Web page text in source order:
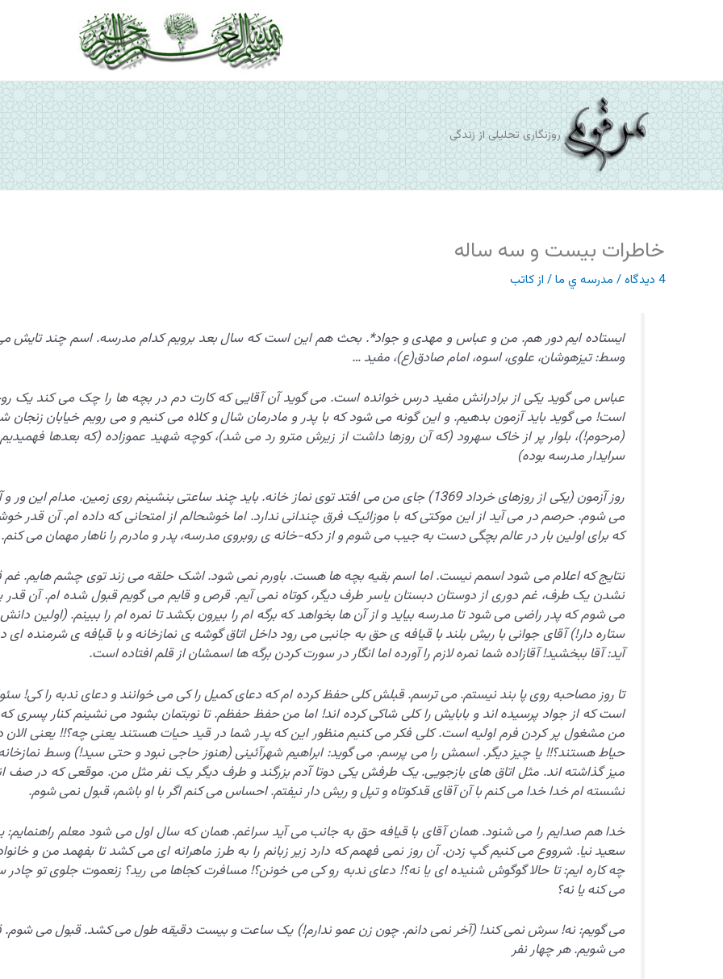
روزنگاری تحلیلی از زندگی
خاطرات بیست و سه ساله
4 دیدگاه / مدرسه ي ما/ ازکاتب
ایستاده ایم دور هم. من و عباس و مهدی و جواد*. بحث هم این است که سال بعد برویم کدام مدرسه. اسم چند تایش
وسط: تیزهوشان، علوی، اسوه، امام صادق(ع)، مفید …
عباس می گوید یکی از برادرانش مفید درس خوانده است. می گوید آن آقایی که کارت دم در بچه ها را چک می کند یک
است! می گوید باید آزمون بدهیم. و این گونه می شود که با پدر و مادرمان شال و کلاه می کنیم و می رویم خیابان زنجان
(مرحوم!)، بلوار پر از خاک سهرود (که آن روزها داشت از زیرش مترو رد می شد)، کوچه شهید عموزاده (که بعدها
سرایدار مدرسه بوده)
روز آزمون (یکی از روزهای خرداد 1369) جای من می افتد توی نماز خانه. باید چند ساعتی بنشینم روی زمین. مدام این ور
می شوم. حرصم در می آید از این موکتی که با موزائیک فرق چندانی ندارد. اما خوشحالم از امتحانی که داده ام. آن قدر
که برای اولین بار در عالم بچگی دست به جیب می شوم و از دکه-خانه ی روبروی مدرسه، پدر و مادرم را ناهار مهمان می کنم.
نتایج که اعلام می شود اسمم نیست. اما اسم بقیه بچه ها هست. باورم نمی شود. اشک حلقه می زند توی چشم هایم. غم
نشدن یک طرف، غم دوری از دوستان دبستان یاسر طرف دیگر، کوتاه نمی آیم. قرص و قایم می گویم قبول شده ام. آن قدر
می شوم که پدر راضی می شود تا مدرسه بیاید و از آن ها بخواهد که برگه ام را بیرون بکشد تا نمره ام را ببینم. (اولین
ستاره دار!) آقای جوانی با ریش بلند با قیافه ی حق به جانبی می رود داخل اتاق گوشه ی نمازخانه و با قیافه ی شرمنده ای
آید: آقا ببخشید! آقازاده شما نمره لازم را آورده اما انگار در سورت کردن برگه ها اسمشان از قلم افتاده است.
تا روز مصاحبه روی پا بند نیستم. می ترسم. قبلش کلی حفظ کرده ام که دعای کمیل را کی می خوانند و دعای ندبه را کی!
است که از جواد پرسیده اند و بابایش را کلی شاکی کرده اند! اما من حفظ حفظم. تا نوبتمان بشود می نشینم کنار پسری
من مشغول پر کردن فرم اولیه است. کلی فکر می کنیم منظور این که پدر شما در قید حیات هستند یعنی چه؟!! یعنی الان
میز گذاشته اند. مثل اتاق های بازجویی. یک طرفش یکی دوتا آدم بزرگند و طرف دیگر یک نفر مثل من. موقعی که در صف
نشسته ام خدا خدا می کنم با آن آقای قدکوتاه و تپل و ریش دار نیفتم. احساس می کنم اگر با او باشم، قبول نمی شوم.
خدا هم صدایم را می شنود. همان آقای با قیافه حق به جانب می آید سراغم. همان که سال اول می شود معلم راهنمایم:
سعید نیا. شرووع می کنیم گپ زدن. آن روز نمی فهمم که دارد زیر زبانم را به طرز ماهرانه ای می کشد تا بفهمد من و
چه کاره ایم: تا حالا گوگوش شنیده ای یا نه؟! دعای ندبه رو کی می خونن؟! مسافرت کجاها می رید؟ زنعموت جلوی تو
می کنه یا نه؟
می گویم: نه! سرش نمی کند! (آخر نمی دانم. چون زن عمو ندارم!) یک ساعت و بیست دقیقه طول می کشد. قبول می شوم.
می شویم. هر چهار نفر